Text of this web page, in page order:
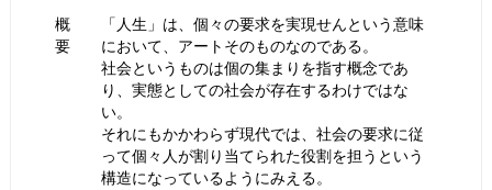
概
要
「人生」は、個々の要求を実現せんという意味
において、アートそのものなのである。
社会というものは個の集まりを指す概念であ
り、実態としての社会が存在するわけではな
い。
それにもかかわらず現代では、社会の要求に従
って個々人が割り当てられた役割を担うという
構造になっているようにみえる。